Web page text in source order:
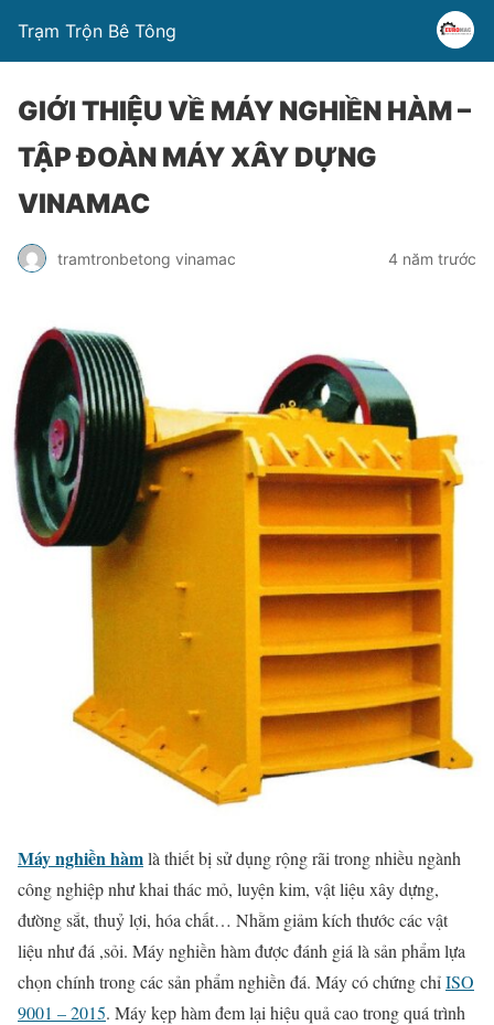
Trạm Trộn Bê Tông
GIỚI THIỆU VỀ MÁY NGHIỀN HÀM –
TẬP ĐOÀN MÁY XÂY DỰNG
VINAMAC
tramtronbetong vinamac 4 năm trước
Máy nghiền hàmlà thiết bị sử dụng rộng rãi trong nhiều ngành
công nghiệp như khai thác mỏ, luyện kim, vật liệu xây dựng,
đường sắt, thuỷ lợi, hóa chất… Nhằm giảm kích thước các vật
liệu như đá ,sỏi. Máy nghiền hàm được đánh giá là sản phẩm lựa
chọn chính trong các sản phẩm nghiền đá. Máy có chứng chỉISO
9001 – 2015. Máy kẹp hàm đem lại hiệu quả cao trong quá trình